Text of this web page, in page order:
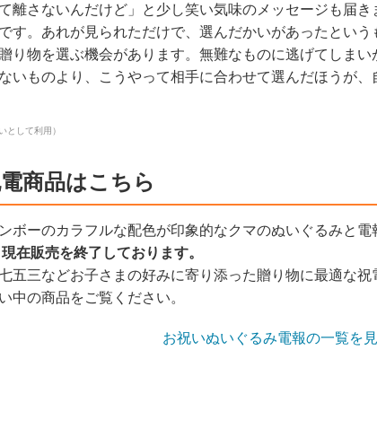
離さないんだけど」と少し笑い気味のメッセージも届
す。あれが見られただけで、選んだかいがあったという
り物を選ぶ機会があります。無難なものに逃げてしま
いものより、こうやって相手に合わせて選んだほうが
として利用）
商品はこちら
ボーのカラフルな配色が印象的なクマのぬいぐるみと電
在販売を終了しております。
五三などお子さまの好みに寄り添った贈り物に最適な
中の商品をご覧ください。
お祝いぬいぐるみ電報の一覧を